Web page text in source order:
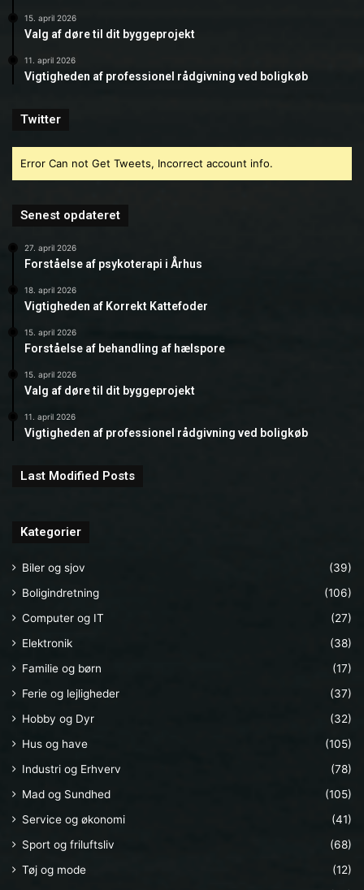
15. april 2026
Valg af døre til dit byggeprojekt
11. april 2026
Vigtigheden af professionel rådgivning ved boligkøb
Twitter
Error Can not Get Tweets, Incorrect account info.
Senest opdateret
27. april 2026
Forståelse af psykoterapi i Århus
18. april 2026
Vigtigheden af Korrekt Kattefoder
15. april 2026
Forståelse af behandling af hælspore
15. april 2026
Valg af døre til dit byggeprojekt
11. april 2026
Vigtigheden af professionel rådgivning ved boligkøb
Last Modified Posts
Kategorier
Biler og sjov
(39)
Boligindretning
(106)
Computer og IT
(27)
Elektronik
(38)
Familie og børn
(17)
Ferie og lejligheder
(37)
Hobby og Dyr
(32)
Hus og have
(105)
Industri og Erhverv
(78)
Mad og Sundhed
(105)
Service og økonomi
(41)
Sport og friluftsliv
(68)
Tøj og mode
(12)